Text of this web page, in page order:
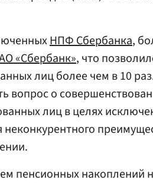
НПФ Сбербанка,
«Сбербанк», что
лиц более чем в 10
вопрос о
лиц в целях
пенсионных накоплений